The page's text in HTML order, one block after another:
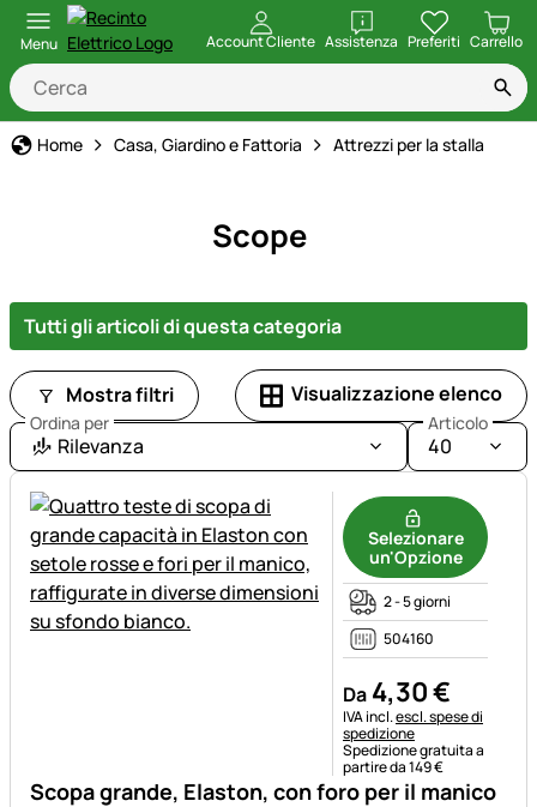
Menu Account Cliente Assistenza
apri Preferiti Carrello
Home Casa, Giardino e Fattoria Attrezzi per la stalla
Scope
Tutti gli articoli di questa categoria
Mostra filtri Visualizzazione elenco
Ordina per
Rilevanza
Articolo
40
Scopa grande, Elaston, con foro per il manico
Selezionare
un'Opzione
2 - 5 giorni
504160
Da 4,30€
Informazioni fiscali:
IVA incl.escl. spese di
spedizione
Spedizione gratuita a
partire da 149 €